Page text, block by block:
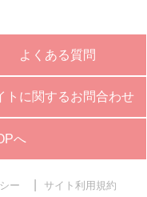
よくある質問
トに関するお問合わせ
へ
ー サイト利用規約